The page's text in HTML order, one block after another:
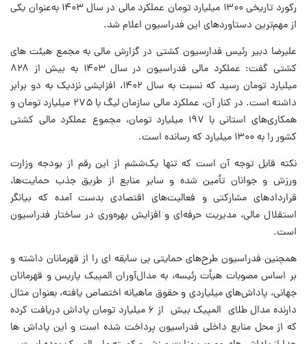
رکورد تاریخی ۱۳۰۰ میلیارد تومان عملکرد مالی در سال ۱۴۰۳ به‌عنوان یکی
از مهم‌ترین دستاوردهای این فدراسیون اعلام شد.
علیرضا دبیر رئیس فدارسیون کشتی در گزارش مالی به مجمع هیئت های
کشتی گفت: عملکرد مالی فدراسیون در سال ۱۴۰۳ به بیش از ۸۲۸
میلیارد تومان رسید که نسبت به سال ۱۴۰۲، افزایشی نزدیک به دو برابر
داشته است. در کنار آن، عملکرد مالی سازمان لیگ با ۲۷۵ میلیارد تومان و
همکاری‌های استانی با ۱۹۷ میلیارد تومان، مجموع عملکرد مالی کشتی
کشور را به ۱۳۰۰ میلیارد که رسانده است.
نکته قابل توجه آن است که تنها یک‌ششم از این رقم از بودجه وزارت
ورزش و جوانان تأمین شده و سایر منابع از طریق جذب حمایت‌ها،
قراردادهای مشارکتی و فعالیت‌های اقتصادی بدست آمده که بیانگر
استقلال مالی، مدیریت حرفه‌ای و افزایش بهره‌وری در ساختار فدراسیون
است.
همچنین فدراسیون طرح‌های حمایتی بی سابقه ای را از قهرمانان داشته و
بر اساس مصوبات هیأت رئیسه، به مدال‌آوران المپیک پاریس و قهرمانان
جهانی، پاداش‌های میلیاردی و حقوق ماهیانه اختصاص یافته، بعنوان مثال
دارنده مدال طلای المپیک بیش از ۶ میلیارد تومان پاداش دریافت کرده
که از محل منابع داخلی فدراسیون پرداخت شده است و این پاداش ها